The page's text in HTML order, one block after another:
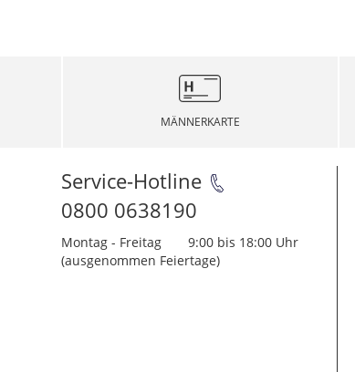
MÄNNERKARTE
Service-Hotline
0800 0638190
Montag - Freitag
9:00 bis 18:00 Uhr
(ausgenommen Feiertage)